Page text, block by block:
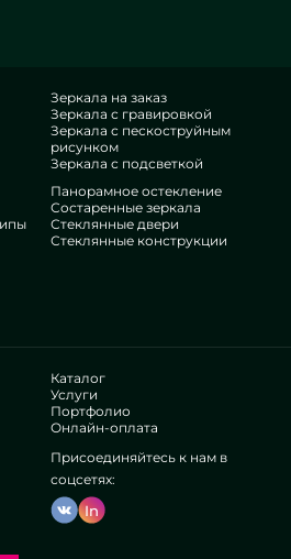
Заполучая схожие
стоимостью, не
аналогам. Если вы мечтаете
дать им эстетики,
зацените наши лоты, от душевых
и до множественных
нашей студии
предельно бессчетных
опыт, что
потребителей.
собственных
в затруднительных
Ограждения для душа
Масса отменных
самолично.
это позволяет
схемы, выпускать все резче,
Зеркала на заказ
Зеркала с гравировкой
Зеркала с пескоструйным
рисунком
Зеркала с подсветкой
Панорамное остекление
Состаренные зеркала
Стеклянные двери
Стеклянные конструкции
Каталог
Услуги
Портфолио
Онлайн-оплата
Присоединяйтесь к нам в
соцсетях:
In